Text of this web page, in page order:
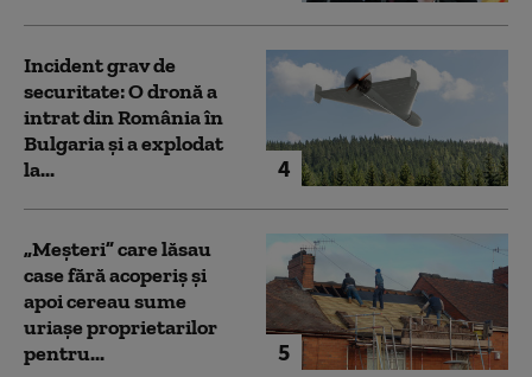
4
Incident grav de
securitate: O dronă a
intrat din România în
Bulgaria şi a explodat
la...
5
„Meșteri” care lăsau
case fără acoperiș și
apoi cereau sume
uriașe proprietarilor
pentru...